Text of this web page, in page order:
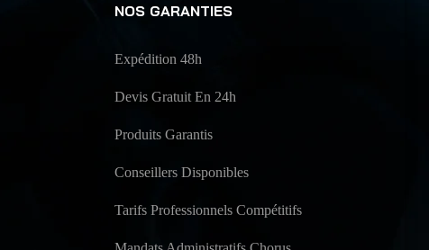
NOS GARANTIES
Expédition 48h
Devis Gratuit En 24h
Produits Garantis
Conseillers Disponibles
Tarifs Professionnels Compétitifs